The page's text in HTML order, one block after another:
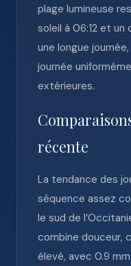
plage lumineuse
soleil à 06:12 et un
une longue
journée
extérieures.
récente
La tendance des
séquence assez
le sud de
combine douceur,
élevé, avec 0.9